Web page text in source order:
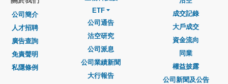
公司簡介
人才招聘
廣告查詢
免責聲明
私隱條例
ETF
公司通告
沽空研究
公司派息
公司業績新聞
大行報告
成交記錄
大戶成交
資金流向
同業
權益披露
公司新聞及公告